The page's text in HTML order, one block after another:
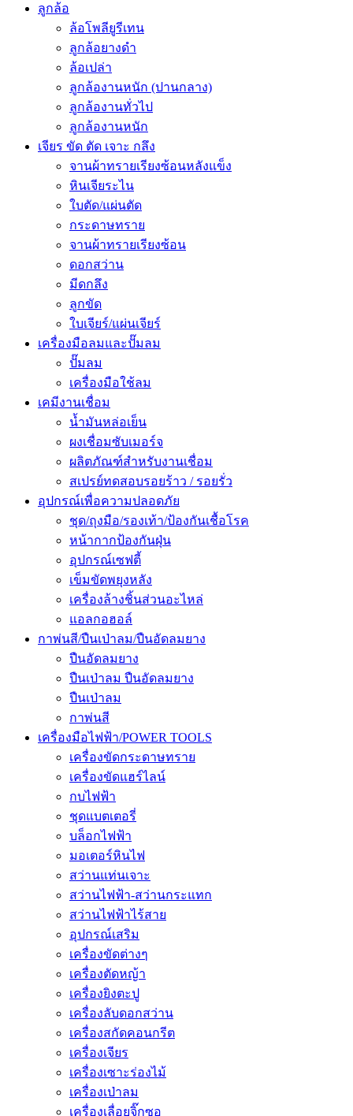
ลูกล้อ
ล้อโพลียูรีเทน
ลูกล้อยางดำ
ล้อเปล่า
ลูกล้องานหนัก (ปานกลาง)
ลูกล้องานทั่วไป
ลูกล้องานหนัก
เจียร ขัด ตัด เจาะ กลึง
จานผ้าทรายเรียงซ้อนหลังแข็ง
หินเจียระไน
ใบตัด/แผ่นตัด
กระดาษทราย
จานผ้าทรายเรียงซ้อน
ดอกสว่าน
มีดกลึง
ลูกขัด
ใบเจียร์/แผ่นเจียร์
เครื่องมือลมและปั๊มลม
ปั๊มลม
เครื่องมือใช้ลม
เคมีงานเชื่อม
น้ำมันหล่อเย็น
ผงเชื่อมซับเมอร์จ
ผลิตภัณฑ์สำหรับงานเชื่อม
สเปรย์ทดสอบรอยร้าว / รอยรั่ว
อุปกรณ์เพื่อความปลอดภัย
ชุด/ถุงมือ/รองเท้า/ป้องกันเชื้อโรค
หน้ากากป้องกันฝุ่น
อุปกรณ์เซฟตี้
เข็มขัดพยุงหลัง
เครื่องล้างชิ้นส่วนอะไหล่
แอลกอฮอล์
กาพ่นสี/ปืนเป่าลม/ปืนอัดลมยาง
ปืนอัดลมยาง
ปืนเป่าลม ปืนอัดลมยาง
ปืนเป่าลม
กาพ่นสี
เครื่องมือไฟฟ้า/POWER TOOLS
เครื่องขัดกระดาษทราย
เครื่องขัดแฮร์ไลน์
กบไฟฟ้า
ชุดแบตเตอรี่
บล็อกไฟฟ้า
มอเตอร์หินไฟ
สว่านแท่นเจาะ
สว่านไฟฟ้า-สว่านกระแทก
สว่านไฟฟ้าไร้สาย
อุปกรณ์เสริม
เครื่องขัดต่างๆ
เครื่องตัดหญ้า
เครื่องยิงตะปู
เครื่องลับดอกสว่าน
เครื่องสกัดคอนกรีต
เครื่องเจียร
เครื่องเซาะร่องไม้
เครื่องเป่าลม
เครื่องเลื่อยจิ๊กซอ